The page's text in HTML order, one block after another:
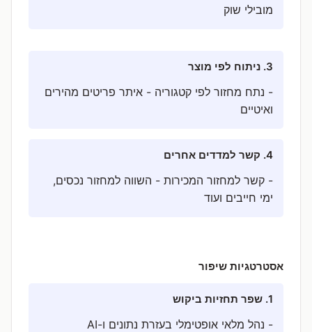
מובילי שוק
3. ניתוח לפי מוצר
- נתח מחזור לפי קטגוריה - איתר פריטים מהירים
ואיטיים
4. קשר למדדים אחרים
- קשר למחזור המכירות - השווה למחזור נכסים,
ימי חייבים ועוד
אסטרטגיות שיפור
1. שפר תחזיות ביקוש
- נהל מלאי אופטימלי בעזרת נתונים ו-AI